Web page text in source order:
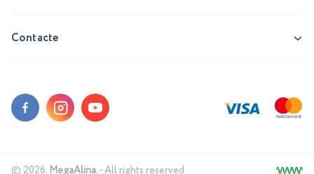
Contacte
© 2026. MegaAlina.- All rights reserved